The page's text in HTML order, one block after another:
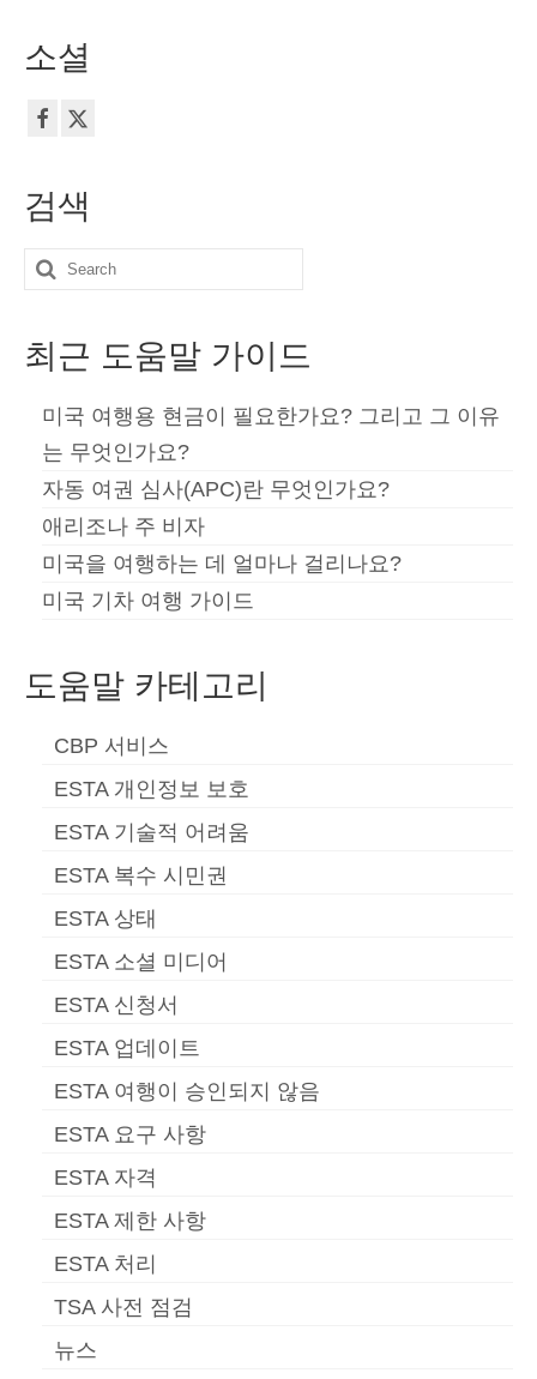
Slovenščina(슬로베니아어
Svenska( 스웨덴어)
소셜
검색
Search
최근 도움말 가이드
미국 여행용 현금이 필요한가요? 그리고 그 이유
는 무엇인가요?
자동 여권 심사(APC)란 무엇인가요?
애리조나 주 비자
미국을 여행하는 데 얼마나 걸리나요?
미국 기차 여행 가이드
도움말 카테고리
CBP 서비스
ESTA 개인정보 보호
ESTA 기술적 어려움
ESTA 복수 시민권
ESTA 상태
ESTA 소셜 미디어
ESTA 신청서
ESTA 업데이트
ESTA 여행이 승인되지 않음
ESTA 요구 사항
ESTA 자격
ESTA 제한 사항
ESTA 처리
TSA 사전 점검
뉴스